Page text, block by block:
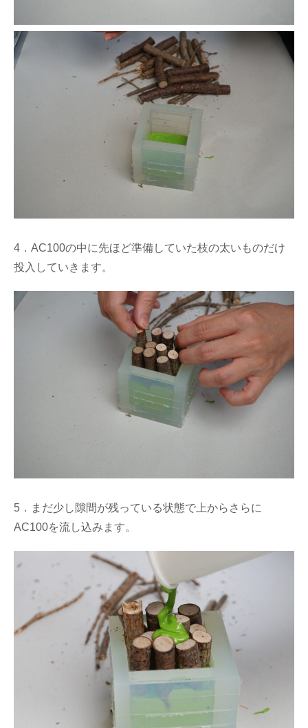
4．AC100の中に先ほど準備していた枝の太いものだけ
投入していきます。
5．まだ少し隙間が残っている状態で上からさらに
AC100を流し込みます。